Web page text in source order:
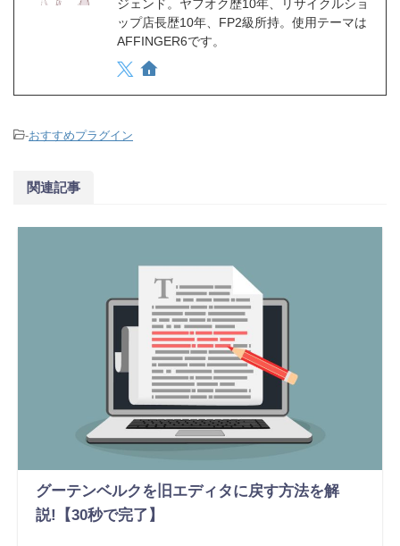
ジェンド。ヤフオク歴10年、リサイクルショ
ップ店長歴10年、FP2級所持。使用テーマは
AFFINGER6です。
-おすすめプラグイン
関連記事
グーテンベルクを旧エディタに戻す方法を解
説!【30秒で完了】